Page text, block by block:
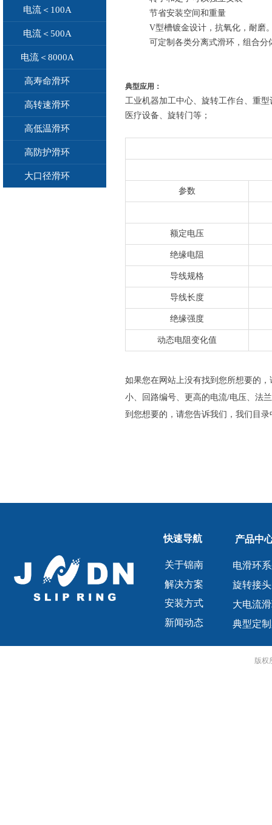
节省安装空间和重量
V型槽镀金设计，抗氧化，耐磨
可定制各类分离式滑环，组合分
典型应用：
工业机器加工中心、旋转工作台、重
医疗设备、旋转门等；
参数
额定电压
绝缘电阻
导线规格
导线长度
绝缘强度
动态电阻变化值
如果您在网站上没有找到您所想要的
小、回路编号、更高的电流/电压、法
到您想要的，请您告诉我们，我们目
电流＜100A
电流＜500A
电流＜8000A
高寿命滑环
高转速滑环
高低温滑环
高防护滑环
大口径滑环
电滑环
旋转接
大电流
典型定
关于锦南
解决方案
安装方式
新闻动态
快速导航 产品中
版权